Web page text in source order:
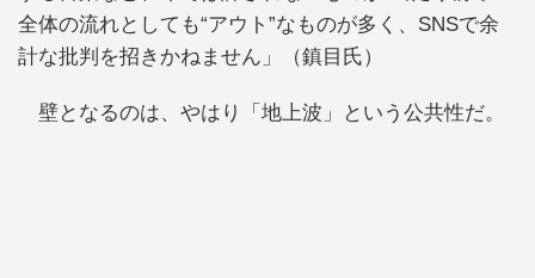
全体の流れとしても“アウト”なものが多く、SNSで余
計な批判を招きかねません」（鎮目氏）
壁となるのは、やはり「地上波」という公共性だ。